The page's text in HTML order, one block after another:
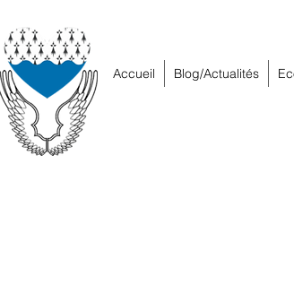
Accueil Blog/Actualités